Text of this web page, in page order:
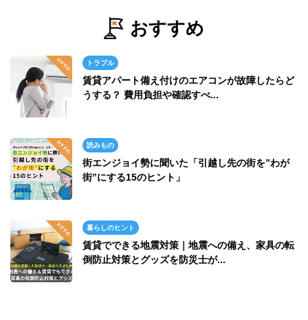
おすすめ
トラブル
賃貸アパート備え付けのエアコンが故障したらど
うする？ 費用負担や確認すべ...
読みもの
街エンジョイ勢に聞いた「引越し先の街を”わが
街”にする15のヒント」
暮らしのヒント
賃貸でできる地震対策｜地震への備え、家具の転
倒防止対策とグッズを防災士が...